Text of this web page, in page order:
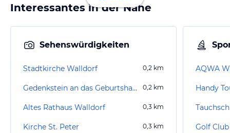
Interessantes in der Nähe
Sehenswürdigkeiten
Stadtkirche Walldorf 0,2 km
Gedenkstein an das Geburtshaus von Johann Jakob Astor 0,2 km
Altes Rathaus Walldorf 0,3 km
Kirche St. Peter 0,3 km
AQWA
Handy
Golf Club